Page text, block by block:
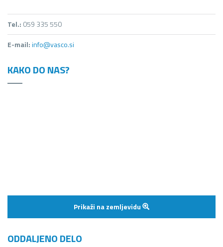
Tel.: 059 335 550
E-mail:info@vasco.si
KAKO DO NAS?
Prikaži na zemljevidu
ODDALJENO DELO